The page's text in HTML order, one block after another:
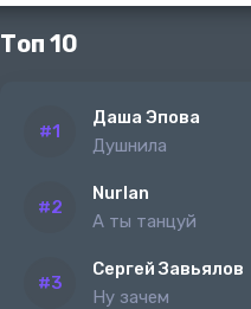
Топ 10
Даша Эпова
Душнила
Nurlan
А ты танцуй
Сергей Завьялов
Ну зачем